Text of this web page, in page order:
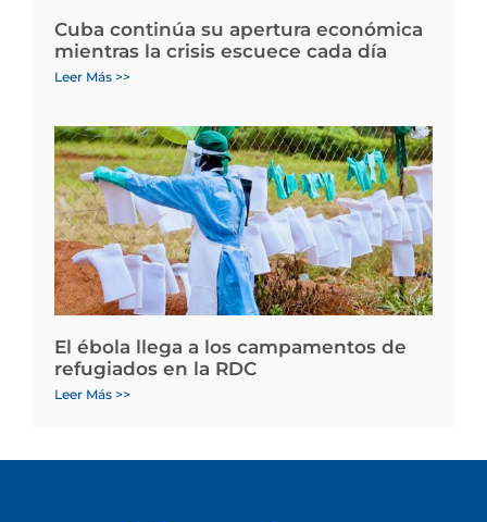
Cuba continúa su apertura económica
mientras la crisis escuece cada día
Leer Más >>
El ébola llega a los campamentos de
refugiados en la RDC
Leer Más >>